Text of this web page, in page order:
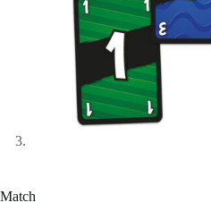
Match